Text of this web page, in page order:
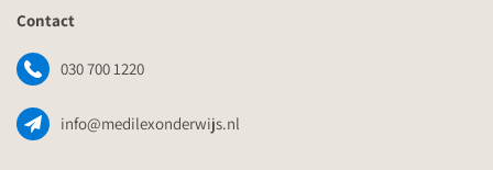
Contact
030 700 1220
info@medilexonderwijs.nl